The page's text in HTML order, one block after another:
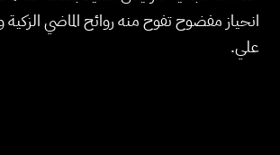
انحياز مفضوح تفوح منه روائح الماضي الزكية
علي.